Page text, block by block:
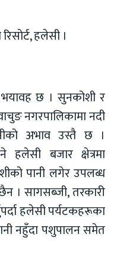
हलेसी ।
छ । सुनकोशी र
नगरपालिकामा नदी
अभाव उस्तै छ ।
बजार क्षेत्रमा
पानी लगेर उपलब्ध
। सागसब्जी, तरकारी
हलेसी पर्यटकहरूका
नहुँदा पशुपालन समेत